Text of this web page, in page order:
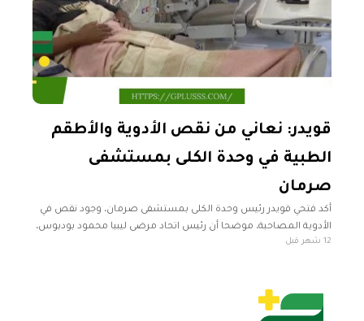
قويدر: نعاني من نقص الأدوية والأطقم
الطبية في وحدة الكلى بمستشفى
صرمان
أكد فتحي قويدر رئيس وحدة الكلى بمستشفى صرمان، وجود نقص في
الأدوية المصاحبة، موضحا أن رئيس اتحاد مرضى ليبيا محمود بودبوس،
أبلغه بأن هذه الأدوية ستصل في سبتمبر المقبل، بينما
12 شهر قبل